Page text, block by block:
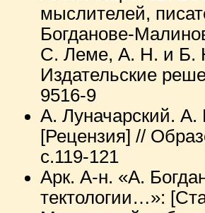
мыслителей,
Богданове-
С. Леме, А. Н. и Б.
Издательские
9516-9
А. Луначарский. А.
[Рецензия] //
с.119-121
Арк. А-н. «А.
тектологии…»: